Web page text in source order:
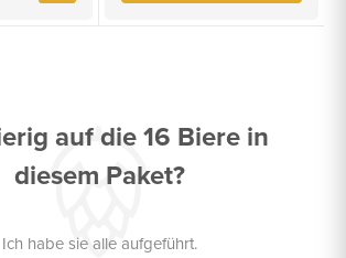
auf die 16 Biere in
diesem Paket?
Ich habe sie alle aufgeführt.